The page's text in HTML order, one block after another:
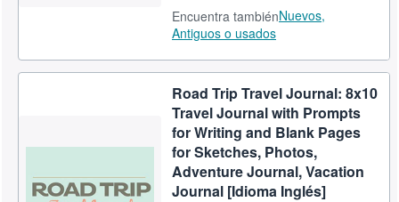
Encuentra tambiénNuevos,
Antiguos o usados
Road Trip Travel Journal: 8x10
Travel Journal with Prompts
for Writing and Blank Pages
for Sketches, Photos,
Adventure Journal, Vacation
Journal [Idioma Inglés]